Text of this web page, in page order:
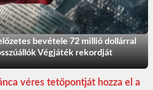
bevétele 72 millió dollárral
Végjáték rekordját
véres tetőpontját hozza el a